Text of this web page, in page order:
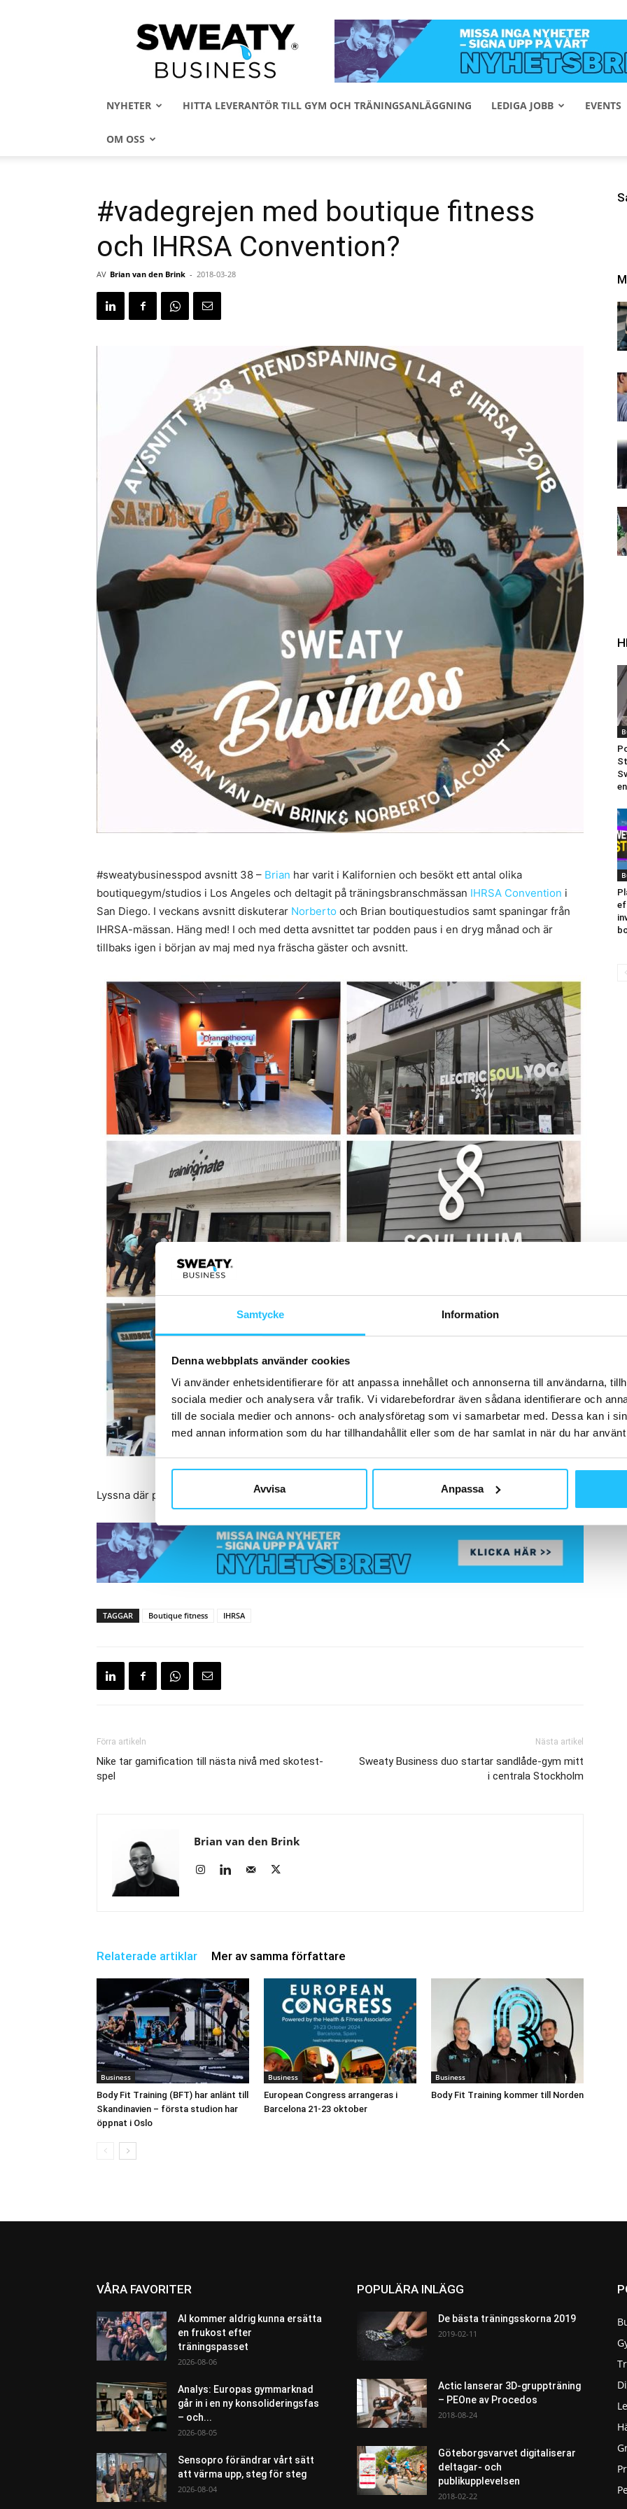
Samtycke Information
Denna webbplats använder cookies
Vi använder enhetsidentifierare för att anpassa innehållet och annonserna till användarna,
sociala medier och analysera vår trafik. Vi vidarebefordrar även sådana identifierare och
till de sociala medier och annons- och analysföretag som vi samarbetar med. Dessa kan i
med annan information som du har tillhandahållit eller som de har samlat in när du har
Avvisa Anpassa
Sweaty
Business
NYHETER HITTA LEVERANTÖR TILL GYM OCH TRÄNINGSANLÄGGNING LEDIGA JOBB EVENTS
OM OSS
#vadegrejen med boutique fitness
och IHRSA Convention?
AV Brian van den Brink - 2018-03-28
#sweatybusinesspod avsnitt 38 – Brian har varit i Kalifornien och besökt ett antal olika
boutiquegym/studios i Los Angeles och deltagit på träningsbranschmässan IHRSA Convention i
San Diego. I veckans avsnitt diskuterar Norberto och Brian boutiquestudios samt spaningar från
IHRSA-mässan. Häng med! I och med detta avsnittet tar podden paus i en dryg månad och är
tillbaks igen i början av maj med nya fräscha gäster och avsnitt.
Lyssna där poddar finns, via dennalänk , eller via fliken “podcast” i toppen på menyn.
TAGGAR Boutique fitness IHRSA
Förra artikeln
Nike tar gamification till nästa nivå med skotest-
spel
Nästa artikel
Sweaty Business duo startar sandlåde-gym mitt
i centrala Stockholm
Brian van den Brink
Relaterade artiklar Mer av samma författare
Business
Body Fit Training (BFT) har anlänt till
Skandinavien – första studion har
öppnat i Oslo
Business
European Congress arrangeras i
Barcelona 21-23 oktober
Business
Body Fit Training kommer till Norden
VÅRA FAVORITER
AI kommer aldrig kunna ersätta
en frukost efter
träningspasset
2026-08-06
Analys: Europas gymmarknad
går in i en ny konsolideringsfas
– och...
2026-08-05
Sensopro förändrar vårt sätt
att värma upp, steg för steg
2026-08-04
POPULÄRA INLÄGG
De bästa träningsskorna 2019
2019-02-11
Actic lanserar 3D-gruppträning
– PEOne av Procedos
2018-08-24
Göteborgsvarvet digitaliserar
deltagar- och
publikupplevelsen
2018-02-22